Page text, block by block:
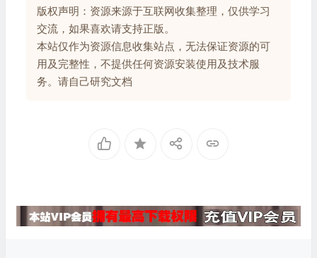
版权声明：资源来源于互联网收集整理，仅供学习
交流，如果喜欢请支持正版。
本站仅作为资源信息收集站点，无法保证资源的可
用及完整性，不提供任何资源安装使用及技术服
务。请自己研究文档